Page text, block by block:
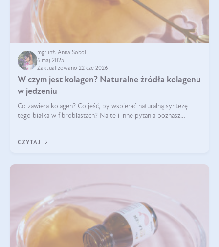
mgr inż. Anna Sobol
6 maj 2025
Zaktualizowano 22 cze 2026
W czym jest kolagen? Naturalne źródła kolagenu
w jedzeniu
Co zawiera kolagen? Co jeść, by wspierać naturalną syntezę
tego białka w fibroblastach? Na te i inne pytania poznasz
CZYTAJ